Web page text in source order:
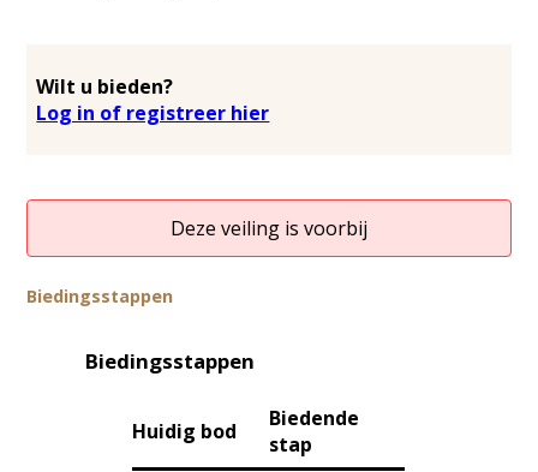
Wilt u bieden?
Log in of registreer hier
Deze veiling is voorbij
Biedingsstappen
Biedingsstappen
Huidig bod
Biedende
stap